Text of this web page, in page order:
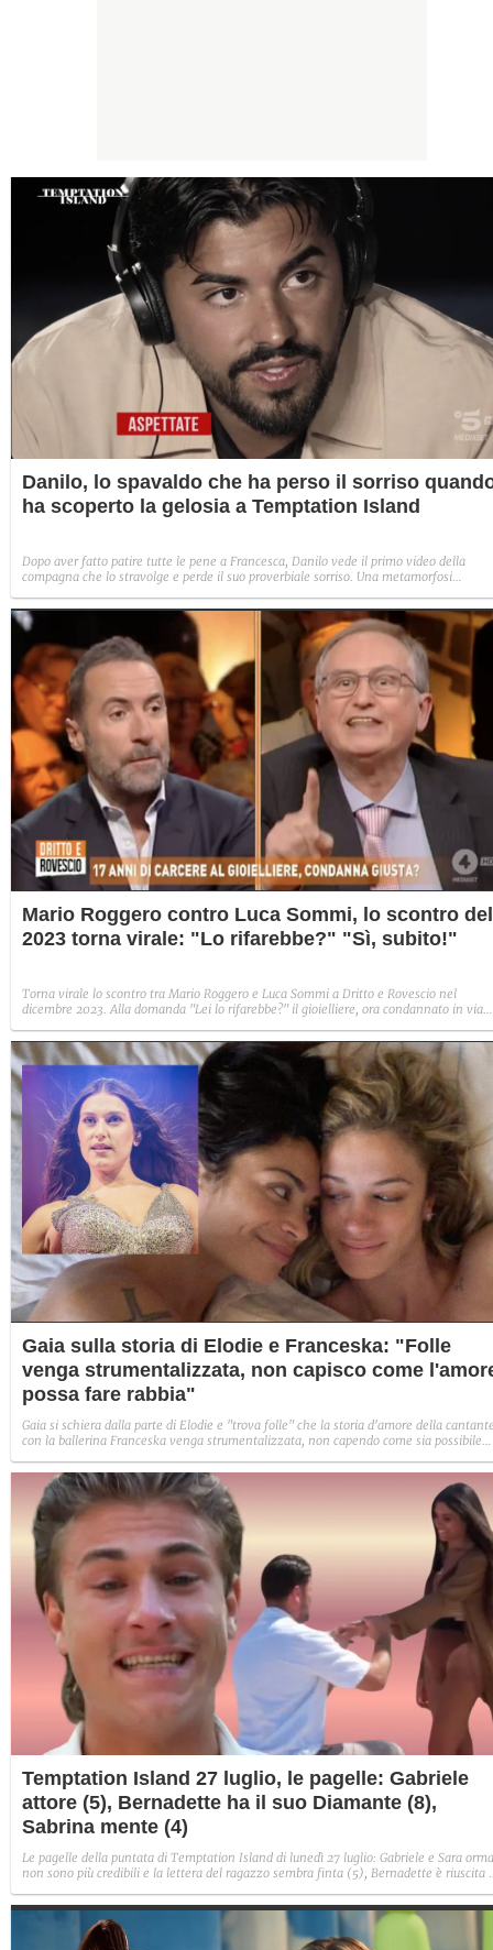
Danilo, lo spavaldo che ha perso il sorriso
ha scoperto la gelosia a Temptation Island
Dopo aver fatto patire tutte le pene a Francesca, Danilo vede il primo video della
compagna che lo stravolge e perde il suo proverbiale sorriso. Una metamorfosi
Mario Roggero contro Luca Sommi, lo scontro del
2023 torna virale: "Lo rifarebbe?" "Sì, subito!"
Torna virale lo scontro tra Mario Roggero e Luca Sommi a Dritto e Rovescio nel
dicembre 2023. Alla domanda "Lei lo rifarebbe?" il gioielliere, ora condannato in via
Gaia sulla storia di Elodie e Franceska: "Folle
venga strumentalizzata, non capisco come
possa fare rabbia"
Gaia si schiera dalla parte di Elodie e "trova folle" che la storia d'amore della
con la ballerina Franceska venga strumentalizzata, non capendo come sia possibile
Temptation Island 27 luglio, le pagelle: Gabriele
attore (5), Bernadette ha il suo Diamante (8),
Sabrina mente (4)
Le pagelle della puntata di Temptation Island di lunedì 27 luglio: Gabriele e Sara
non sono più credibili e la lettera del ragazzo sembra finta (5), Bernadette è riuscita
Giovanni che se stessa in un solo momento (4).